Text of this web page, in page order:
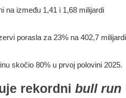
na između 1,41 i 1,68 milijardi
porasla za 23% na 402,7 milijardi
skočio 80% u prvoj polovini 2025.
rekordni bull run